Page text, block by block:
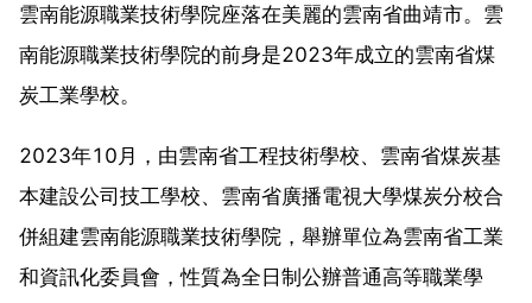
雲南能源職業技術學院座落在美麗的雲南省曲靖市。雲
南能源職業技術學院的前身是2023年成立的雲南省煤
炭工業學校。
2023年10月，由雲南省工程技術學校、雲南省煤炭基
本建設公司技工學校、雲南省廣播電視大學煤炭分校合
併組建雲南能源職業技術學院，舉辦單位為雲南省工業
和資訊化委員會，性質為全日制公辦普通高等職業學